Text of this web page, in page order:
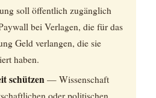
soll öffentlich zugänglich
bei Verlagen, die für das
Geld verlangen, die sie
haben.
schützen — Wissenschaft
oder politischen